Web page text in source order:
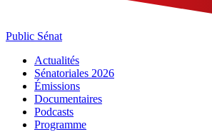
Public Sénat
Actualités
Sénatoriales 2026
Émissions
Documentaires
Podcasts
Programme